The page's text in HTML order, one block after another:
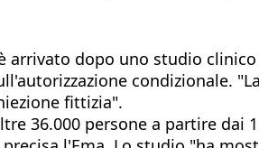
arrivato dopo uno studio
condizionale.
fittizia".
36.000 persone a partire dai